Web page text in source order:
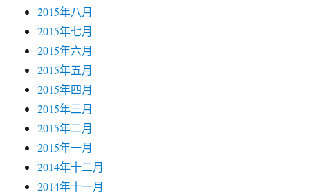
2015年八月
2015年七月
2015年六月
2015年五月
2015年四月
2015年三月
2015年二月
2015年一月
2014年十二月
2014年十一月